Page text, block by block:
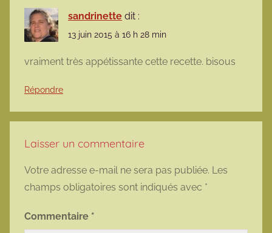
sandrinette dit :
13 juin 2015 à 16 h 28 min
vraiment très appétissante cette recette. bisous
Répondre
Laisser un commentaire
Votre adresse e-mail ne sera pas publiée. Les
champs obligatoires sont indiqués avec *
Commentaire *